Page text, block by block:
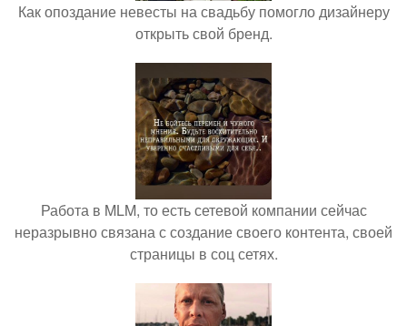
Как опоздание невесты на свадьбу помогло дизайнеру
открыть свой бренд.
Работа в MLM, то есть сетевой компании сейчас
неразрывно связана с создание своего контента, своей
страницы в соц сетях.